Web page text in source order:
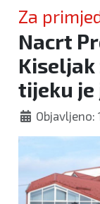
Za
Nacrt
Kiseljak
tijeku je
Objavljeno: